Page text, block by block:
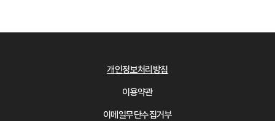
개인정보처리방침
이용약관
이메일무단수집거부